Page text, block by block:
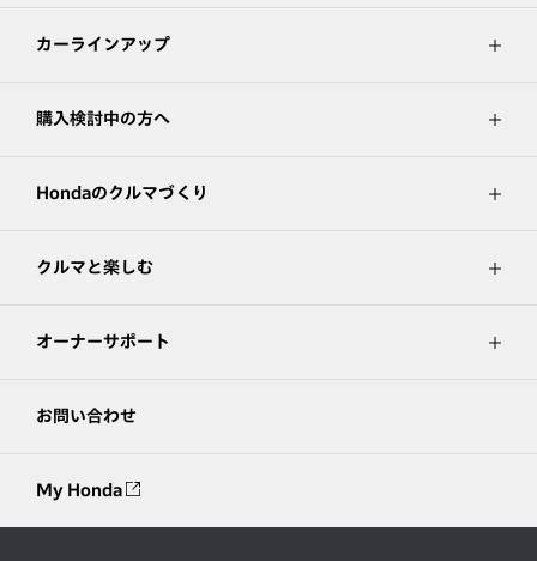
カーラインアップ
購入検討中の方へ
Hondaのクルマづくり
クルマと楽しむ
オーナーサポート
お問い合わせ
My Honda